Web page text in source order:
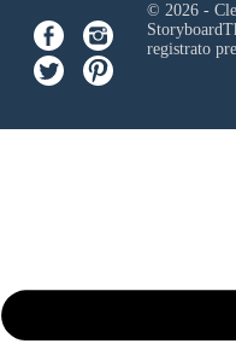
© 2026 -
registrato